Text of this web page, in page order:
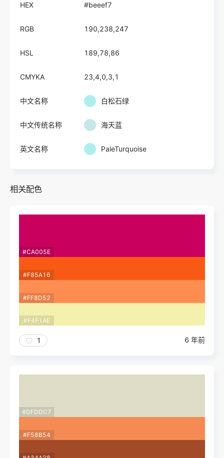
HEX #beeef7
RGB 190,238,247
HSL 189,78,86
CMYKA 23,4,0,3,1
中文名称 白松石绿
中文传统名称 海天蓝
英文名称 PaleTurquoise
相关配色
#CA005E
#F85A16
#FF8D52
#F4F1AE
1 6 年前
#DFDDC7
#F58B54